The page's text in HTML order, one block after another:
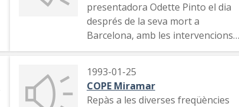
presentadora Odette Pinto el dia
després de la seva mort a
Barcelona, amb les intervencions
de Rosa Hernández, José María
1993-01-25
COPE Miramar
Repàs a les diverses freqüències